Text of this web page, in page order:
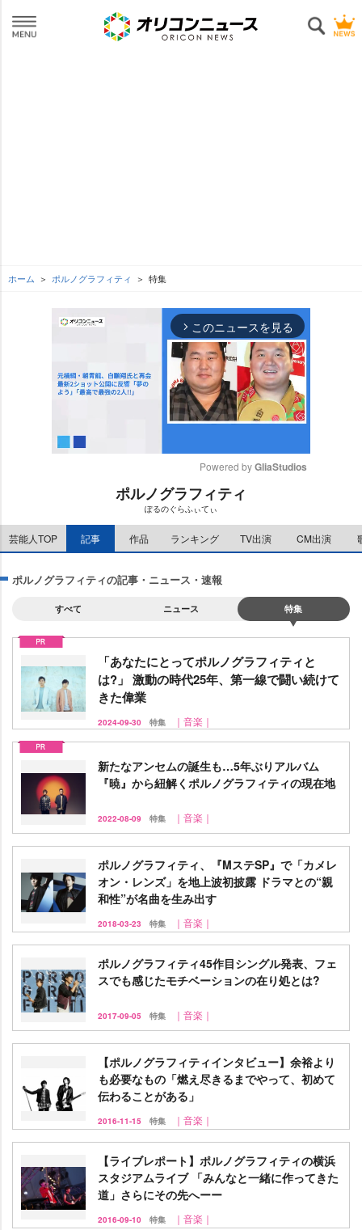
ホーム ポルノグラフィティ 特集
arrow_forward_ios このニュースを見る
e
Powered by GliaStudios
ポルノグラフィティ
ぽるのぐらふぃてぃ
芸能人TOP 記事 作品 ランキング TV出演 CM出演
ポルノグラフィティの記事・ニュース・速報
すべて ニュース 特集
「あなたにとってポルノグラフィティと
は?」 激動の時代25年、第一線で闘い続けて
きた偉業
2024-09-30 特集 ｜音楽｜
新たなアンセムの誕生も…5年ぶりアルバム
『暁』から紐解くポルノグラフィティの現在地
2022-08-09 特集 ｜音楽｜
ポルノグラフィティ、『MステSP』で「カメレ
オン・レンズ」を地上波初披露 ドラマとの“親
和性”が名曲を生み出す
2018-03-23 特集 ｜音楽｜
ポルノグラフィティ45作目シングル発表、フェ
スでも感じたモチベーションの在り処とは?
2017-09-05 特集 ｜音楽｜
【ポルノグラフィティインタビュー】余裕より
も必要なもの「燃え尽きるまでやって、初めて
伝わることがある」
2016-11-15 特集 ｜音楽｜
【ライブレポート】ポルノグラフィティの横浜
スタジアムライブ 「みんなと一緒に作ってきた
道」さらにその先へーー
2016-09-10 特集 ｜音楽｜